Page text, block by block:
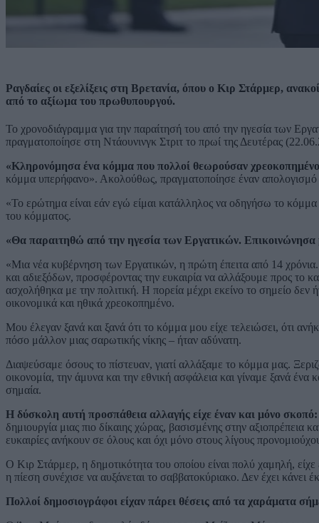
Ραγδαίες οι εξελίξεις στη Βρετανία, όπου ο Κιρ Στάρμερ,
από το αξίωμα του πρωθυπουργού.
Το χρονοδιάγραμμα για την παραίτησή του από την ηγεσία των
πραγματοποίησε στη Ντάουνινγκ Στριτ το πρωί της Δευτέρας
«Κληρονόμησα ένα κόμμα που πολλοί θεωρούσαν
κόμμα υπερήφανο». Ακολούθως, πραγματοποίησε έναν
«Το ερώτημα είναι εάν εγώ είμαι κατάλληλος να οδηγήσω το
του κόμματος.
«Θα παραιτηθώ από την ηγεσία των Εργατικών.
«Μια νέα κυβέρνηση των Εργατικών, η πρώτη έπειτα από 14
και αδιεξόδων, προσφέροντας την ευκαιρία να αλλάξουμε προς το
ασχολήθηκα με την πολιτική. Η πορεία μέχρι εκείνο το σημείο
οικονομικά και ηθικά χρεοκοπημένο.
Μου έλεγαν ξανά και ξανά ότι το κόμμα μου είχε τελειώσει, ότι
πόσο μάλλον μιας σαρωτικής νίκης – ήταν αδύνατη.
Διαψεύσαμε όσους το πίστευαν, γιατί αλλάξαμε το κόμμα μας.
οικονομία, την άμυνα και την εθνική ασφάλεια και γίναμε ξανά
σημαία.
Η δύσκολη αυτή προσπάθεια αλλαγής είχε έναν και μόνο
δημιουργία μιας πιο δίκαιης χώρας, βασισμένης στην αξιοπρέπεια
ευκαιρίες ανήκουν σε όλους και όχι μόνο στους λίγους
Ο Κιρ Στάρμερ, η δημοτικότητα του οποίου είναι πολύ χαμηλή,
η πίεση συνέχισε να αυξάνεται το σαββατοκύριακο. Δεν έχει κάνει
Πολλοί δημοσιογράφοι είχαν πάρει θέσεις από τα χαράματα